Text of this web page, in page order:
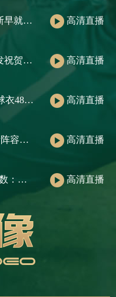
如果转行能算“抱大腿”，那詹姆斯早就是职场楷模了 高清直播
家乡以“韦德大道”致敬，老詹转发祝贺：恭喜我的兄弟！ 高清直播
还没上场就破纪录！詹姆斯76人球衣48小时销量，把大谷翔平都压过去了 高清直播
东契奇近两年季后赛只赢1场，新阵容若再翻车，责任得他来扛 高清直播
2025-26赛季常规赛场均三分命中数：库里断层第一 高清直播